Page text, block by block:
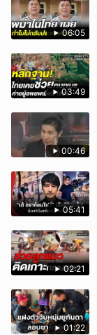
06:05
03:49
00:46
05:41
02:21
01:22